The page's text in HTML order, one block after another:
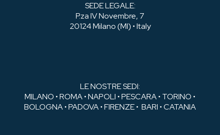
SEDE LEGALE:
P.za IV Novembre, 7
20124 Milano (MI) • Italy
LE NOSTRE SEDI:
MILANO • ROMA • NAPOLI • PESCARA • TORINO •
BOLOGNA • PADOVA • FIRENZE • BARI • CATANIA